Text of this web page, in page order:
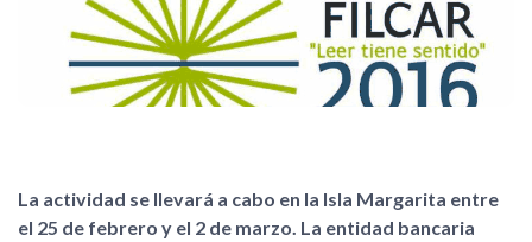
La actividad se llevará a cabo en la Isla Margarita entre
el 25 de febrero y el 2 de marzo. La entidad bancaria